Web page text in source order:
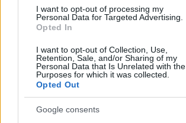
I want to opt-out of processing my
Personal Data for Targeted Advertising.
Opted In
I want to opt-out of Collection, Use,
Retention, Sale, and/or Sharing of my
Personal Data that Is Unrelated with the
Purposes for which it was collected.
Opted Out
Google consents